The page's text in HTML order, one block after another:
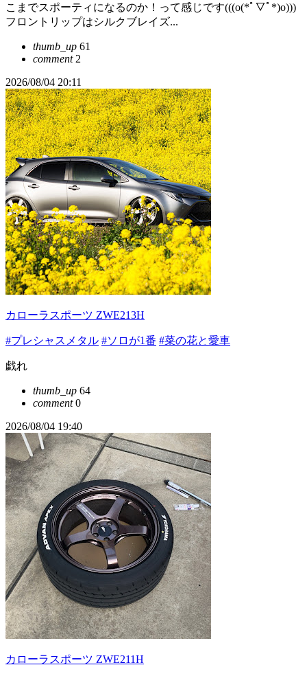
こまでスポーティになるのか！って感じです(((o(*ﾟ▽ﾟ*)o)))
フロントリップはシルクブレイズ...
thumb_up 61
comment2
2026/08/04 20:11
カローラスポーツ ZWE213H
#プレシャスメタル #ソロが1番 #菜の花と愛車
戯れ
thumb_up 64
comment0
2026/08/04 19:40
カローラスポーツ ZWE211H